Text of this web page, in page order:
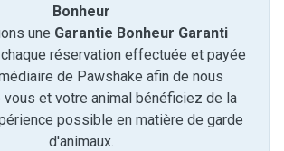
Bonheur
une Garantie Bonheur Garanti
réservation effectuée et payée
de Pawshake afin de nous
vous et votre animal bénéficiez de la
possible en matière de garde
d'animaux.